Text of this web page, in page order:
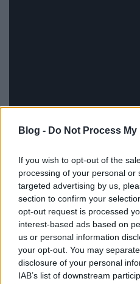
Blog - Do Not Process
If you wish to opt-out of the
processing of your personal or
targeted advertising by us,
section to confirm your
opt-out request is processed
interest-based ads based on
us or personal information
your opt-out. You may
disclosure of your personal
IAB’s list of downstream
A Hintaló üzenete
lányokról szól, akik
vagy lelki törés miatt
meglovagolható fiúk
"igazi ló" helyett. A dal